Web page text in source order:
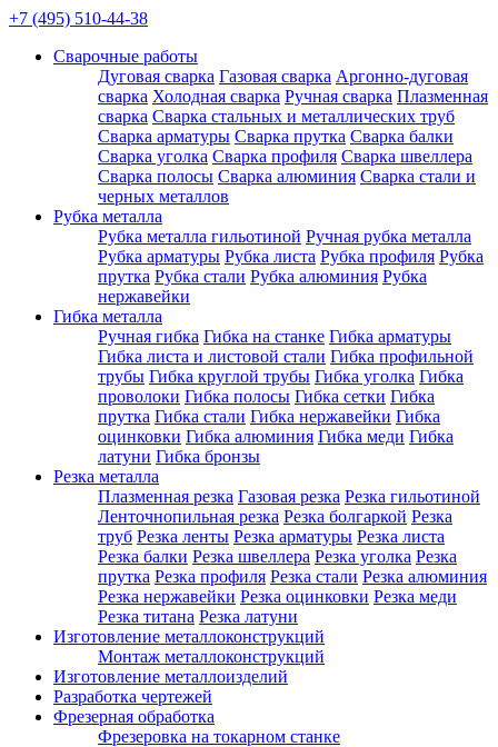
+7 (495) 510-44-38
Сварочные работы
Дуговая сварка Газовая сварка Аргонно-дуговая
сварка Холодная сварка Ручная сварка Плазменная
сварка Сварка стальных и металлических труб
Сварка арматуры Сварка прутка Сварка балки
Сварка уголка Сварка профиля Сварка швеллера
Сварка полосы Сварка алюминия Сварка стали и
черных металлов
Рубка металла
Рубка металла гильотиной Ручная рубка металла
Рубка арматуры Рубка листа Рубка профиля Рубка
прутка Рубка стали Рубка алюминия Рубка
нержавейки
Гибка металла
Ручная гибка Гибка на станке Гибка арматуры
Гибка листа и листовой стали Гибка профильной
трубы Гибка круглой трубы Гибка уголка Гибка
проволоки Гибка полосы Гибка сетки Гибка
прутка Гибка стали Гибка нержавейки Гибка
оцинковки Гибка алюминия Гибка меди Гибка
латуни Гибка бронзы
Резка металла
Плазменная резка Газовая резка Резка гильотиной
Ленточнопильная резка Резка болгаркой Резка
труб Резка ленты Резка арматуры Резка листа
Резка балки Резка швеллера Резка уголка Резка
прутка Резка профиля Резка стали Резка алюминия
Резка нержавейки Резка оцинковки Резка меди
Резка титана Резка латуни
Изготовление металлоконструкций
Монтаж металлоконструкций
Изготовление металлоизделий
Разработка чертежей
Фрезерная обработка
Фрезеровка на токарном станке